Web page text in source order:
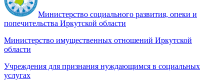
Министерство социального развития, опеки и
попечительства Иркутской области
Министерство имущественных отношений Иркутской
области
Учреждения для признания нуждающимся в социальных
услугах